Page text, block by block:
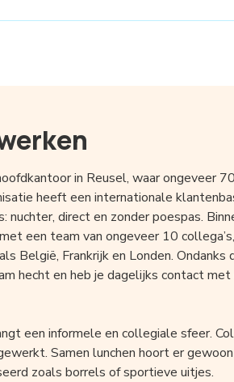
in Reusel, waar ongeveer
heeft een internationale
nuchter, direct en zonder poespas.
een team van ongeveer 10
België, Frankrijk en Londen. Ondanks
hecht en heb je dagelijks contact met
een informele en collegiale sfeer.
Samen lunchen hoort er
zoals borrels of sportieve uitjes.